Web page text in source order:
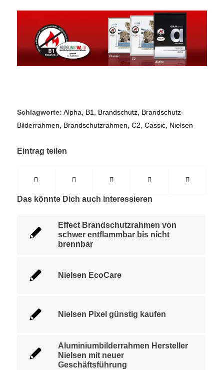
Schlagworte: Alpha, B1, Brandschutz, Brandschutz-
Bilderrahmen, Brandschutzrahmen, C2, Cassic, Nielsen
Eintrag teilen
Das könnte Dich auch interessieren
Effect Brandschutzrahmen von
schwer entflammbar bis nicht
brennbar
Nielsen EcoCare
Nielsen Pixel günstig kaufen
Aluminiumbilderrahmen Hersteller
Nielsen mit neuer
Geschäftsführung